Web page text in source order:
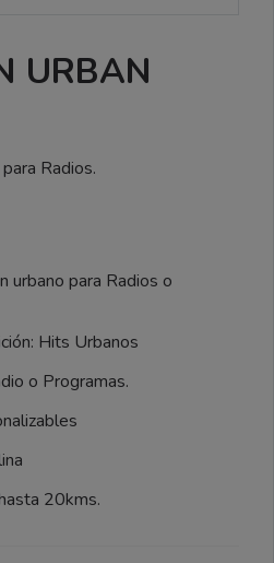
URBAN
Radios.
urbano para Radios o
Hits Urbanos
o Programas.
20kms.